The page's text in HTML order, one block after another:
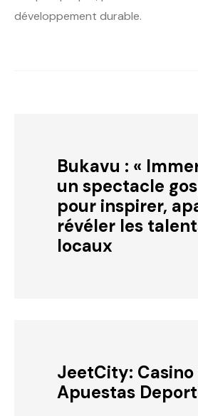
développement durable.
Bukavu : «
un spectacle
pour inspirer,
révéler les
locaux
JeetCity: Casino
Apuestas